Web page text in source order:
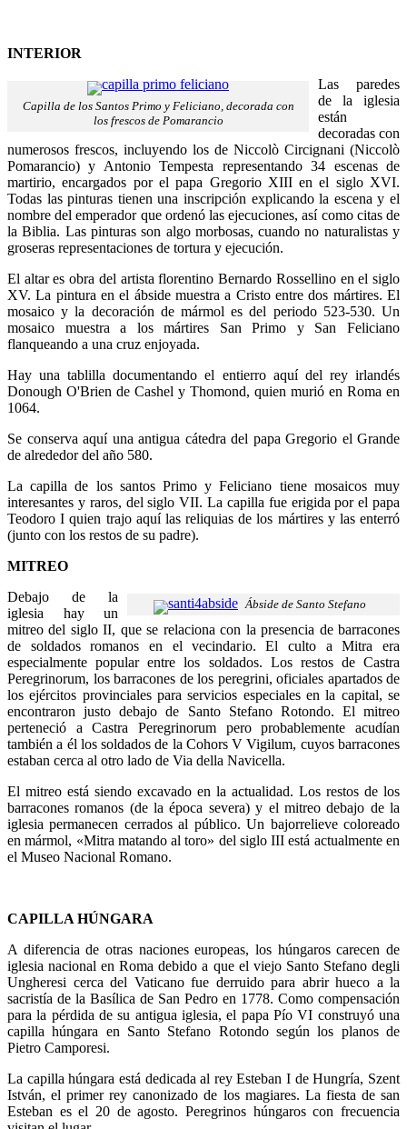
INTERIOR
Capilla de los Santos Primo y Feliciano, decorada con
los frescos de Pomarancio
Las paredes
de la iglesia
están
decoradas con
numerosos frescos, incluyendo los de Niccolò Circignani (Niccolò
Pomarancio) y Antonio Tempesta representando 34 escenas de
martirio, encargados por el papa Gregorio XIII en el siglo XVI.
Todas las pinturas tienen una inscripción explicando la escena y el
nombre del emperador que ordenó las ejecuciones, así como citas de
la Biblia. Las pinturas son algo morbosas, cuando no naturalistas y
groseras representaciones de tortura y ejecución.
El altar es obra del artista florentino Bernardo Rossellino en el siglo
XV. La pintura en el ábside muestra a Cristo entre dos mártires. El
mosaico y la decoración de mármol es del periodo 523-530. Un
mosaico muestra a los mártires San Primo y San Feliciano
flanqueando a una cruz enjoyada.
Hay una tablilla documentando el entierro aquí del rey irlandés
Donough O'Brien de Cashel y Thomond, quien murió en Roma en
1064.
Se conserva aquí una antigua cátedra del papa Gregorio el Grande
de alrededor del año 580.
La capilla de los santos Primo y Feliciano tiene mosaicos muy
interesantes y raros, del siglo VII. La capilla fue erigida por el papa
Teodoro I quien trajo aquí las reliquias de los mártires y las enterró
(junto con los restos de su padre).
MITREO
Ábside de Santo Stefano
Debajo de la
iglesia hay un
mitreo del siglo II, que se relaciona con la presencia de barracones
de soldados romanos en el vecindario. El culto a Mitra era
especialmente popular entre los soldados. Los restos de Castra
Peregrinorum, los barracones de los peregrini, oficiales apartados de
los ejércitos provinciales para servicios especiales en la capital, se
encontraron justo debajo de Santo Stefano Rotondo. El mitreo
perteneció a Castra Peregrinorum pero probablemente acudían
también a él los soldados de la Cohors V Vigilum, cuyos barracones
estaban cerca al otro lado de Via della Navicella.
El mitreo está siendo excavado en la actualidad. Los restos de los
barracones romanos (de la época severa) y el mitreo debajo de la
iglesia permanecen cerrados al público. Un bajorrelieve coloreado
en mármol, «Mitra matando al toro» del siglo III está actualmente en
el Museo Nacional Romano.
CAPILLA HÚNGARA
A diferencia de otras naciones europeas, los húngaros carecen de
iglesia nacional en Roma debido a que el viejo Santo Stefano degli
Ungheresi cerca del Vaticano fue derruido para abrir hueco a la
sacristía de la Basílica de San Pedro en 1778. Como compensación
para la pérdida de su antigua iglesia, el papa Pío VI construyó una
capilla húngara en Santo Stefano Rotondo según los planos de
Pietro Camporesi.
La capilla húngara está dedicada al rey Esteban I de Hungría, Szent
István, el primer rey canonizado de los magiares. La fiesta de san
Esteban es el 20 de agosto. Peregrinos húngaros con frecuencia